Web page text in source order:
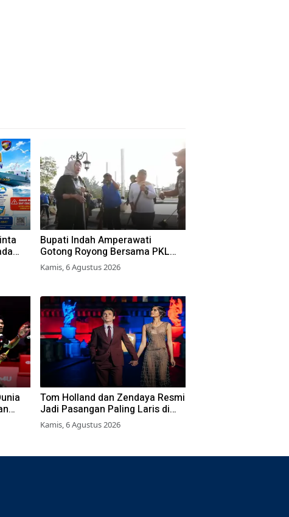
Bupati Indah Amperawati
Gotong Royong Bersama PKL
Bersihkan Alun-Alun Lumajang
Kamis, 6 Agustus 2026
Tom Holland dan Zendaya Resmi
Jadi Pasangan Paling Laris di
Box Office 2026
Kamis, 6 Agustus 2026